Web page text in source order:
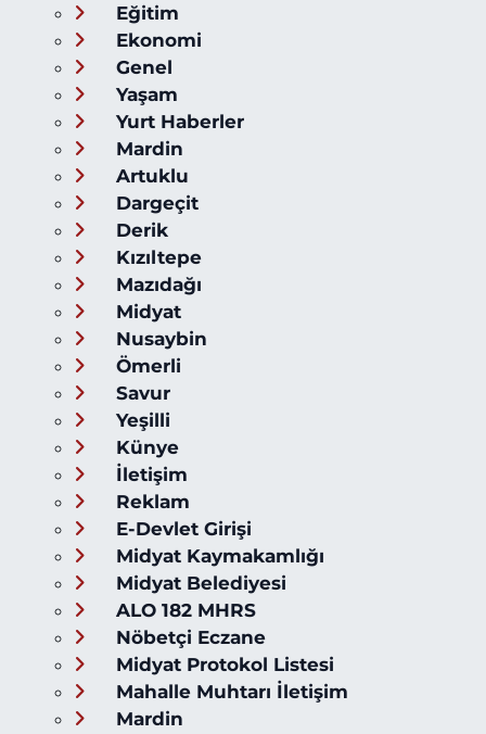
Eğitim
Ekonomi
Genel
Yaşam
Yurt Haberler
Mardin
Artuklu
Dargeçit
Derik
Kızıltepe
Mazıdağı
Midyat
Nusaybin
Ömerli
Savur
Yeşilli
Künye
İletişim
Reklam
E-Devlet Girişi
Midyat Kaymakamlığı
Midyat Belediyesi
ALO 182 MHRS
Nöbetçi Eczane
Midyat Protokol Listesi
Mahalle Muhtarı İletişim
Mardin